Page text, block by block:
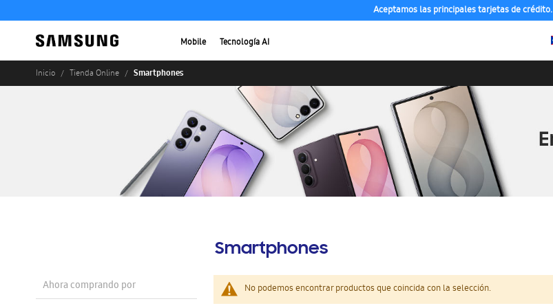
Aceptamos las principales tarjetas de crédito.
Mobile Tecnología AI
Inicio Tienda Online Smartphones
Smartphones
No podemos encontrar productos que coincida con la selección.
Ahora comprando por